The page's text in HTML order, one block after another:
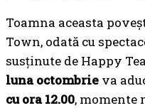
Toamna aceasta
Town, odată cu
susținute de Happy
luna octombrie va
cu ora 12.00, momente